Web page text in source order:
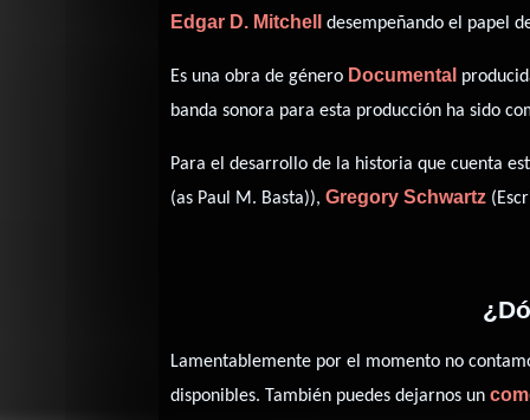
Edgar D. Mitchell desempeñando el papel
Es una obra de género Documental
banda sonora para esta producción ha sido
Para el desarrollo de la historia que cuenta
(as Paul M. Basta)),Gregory Schwartz
Lamentablemente por el momento no
disponibles. También puedes dejarnos un